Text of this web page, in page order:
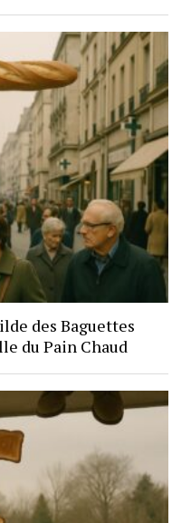
des Baguettes
du Pain Chaud